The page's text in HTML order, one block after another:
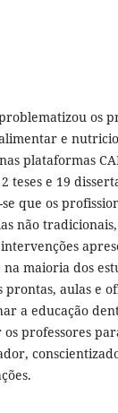
os
e
plataformas
teses e 19
que os
não
maioria dos
prontas, aulas e
a educação
professores